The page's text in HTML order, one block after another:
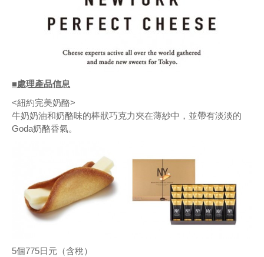
■處理產品信息
<紐約完美奶酪>
牛奶奶油和奶酪味的棒狀巧克力夾在薄紗中，並帶有淡淡的
Goda奶酪香氣。
5個775日元（含稅）